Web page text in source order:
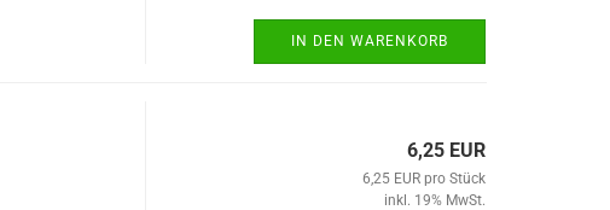
IN DEN WARENKORB
6,25 EUR
6,25 EUR pro Stück
inkl. 19% MwSt.